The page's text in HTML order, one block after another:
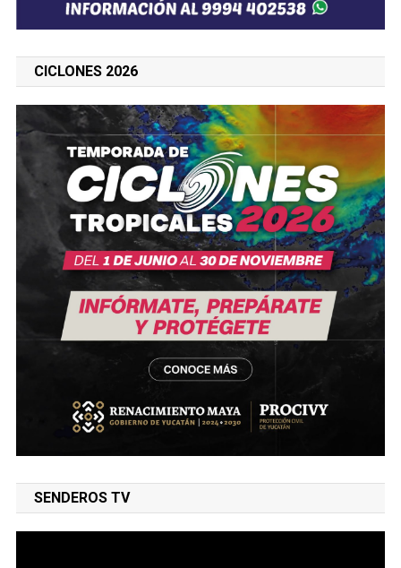
CICLONES 2026
SENDEROS TV